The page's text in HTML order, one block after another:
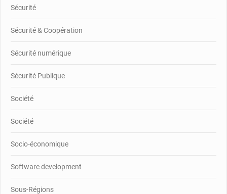
Sécurité
Sécurité & Coopération
Sécurité numérique
Sécurité Publique
Société
Société
Socio-économique
Software development
Sous-Régions